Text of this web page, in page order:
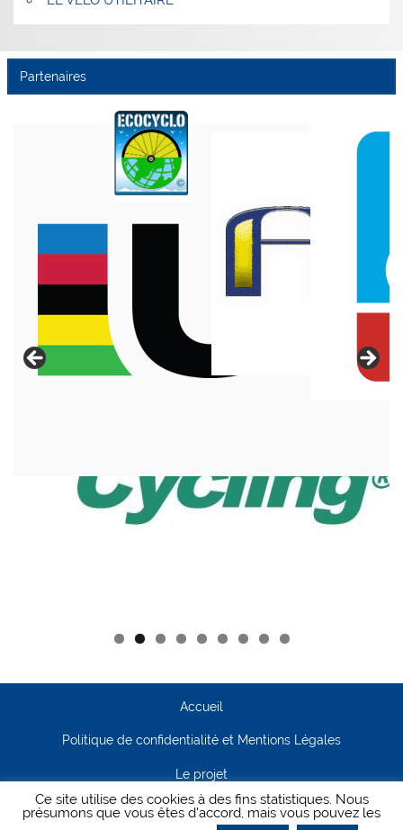
Partenaires
Accueil
Politique de confidentialité et Mentions Légales
Le projet
Contact
Ce site utilise des cookies à des fins statistiques. Nous
présumons que vous êtes d'accord, mais vous pouvez les